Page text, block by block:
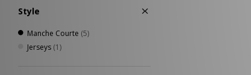
Style
Manche Courte (5)
Jerseys (1)